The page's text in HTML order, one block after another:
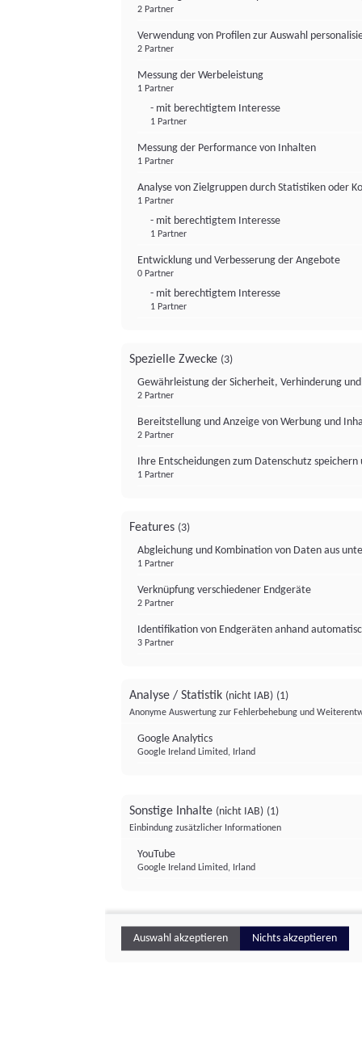
2 Partner
Verwendung von Profilen zur Auswahl
2 Partner
Messung der Werbeleistung
1 Partner
- mit berechtigtem Interesse
1 Partner
Messung der Performance von Inhalten
1 Partner
Analyse von Zielgruppen durch Statistiken oder
1 Partner
- mit berechtigtem Interesse
1 Partner
Entwicklung und Verbesserung der Angebote
0 Partner
- mit berechtigtem Interesse
1 Partner
Spezielle Zwecke (3)
Gewährleistung der Sicherheit, Verhinderung
2 Partner
Bereitstellung und Anzeige von Werbung und
2 Partner
Ihre Entscheidungen zum Datenschutz
1 Partner
Features (3)
Abgleichung und Kombination von Daten aus
1 Partner
Verknüpfung verschiedener Endgeräte
2 Partner
Identifikation von Endgeräten anhand
3 Partner
Analyse / Statistik (nicht IAB) (1)
Anonyme Auswertung zur Fehlerbehebung und
Google Analytics
Google Ireland Limited, Irland
Sonstige Inhalte (nicht IAB) (1)
Einbindung zusätzlicher Informationen
YouTube
Google Ireland Limited, Irland
Auswahl akzeptieren Nichts akzeptieren